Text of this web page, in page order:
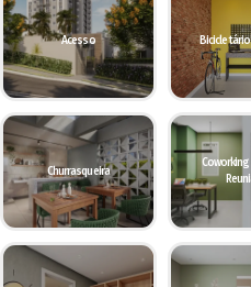
Acesso
Churrasqueira